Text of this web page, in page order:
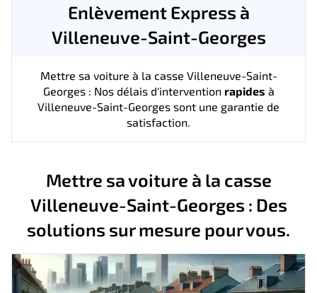
Enlèvement Express à
Villeneuve-Saint-Georges
Mettre sa voiture à la casse Villeneuve-Saint-
Georges : Nos délais d'intervention rapides à
Villeneuve-Saint-Georges sont une garantie de
satisfaction.
Mettre sa voiture à la casse
Villeneuve-Saint-Georges : Des
solutions sur mesure pour vous.